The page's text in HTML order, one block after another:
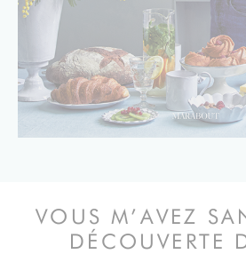
VOUS M’AVEZ
DÉCOUVERTE